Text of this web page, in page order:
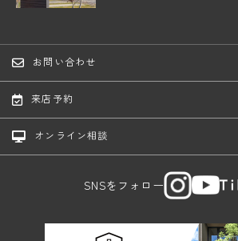
お問い合わせ
来店予約
オンライン相談
SNSをフォロー